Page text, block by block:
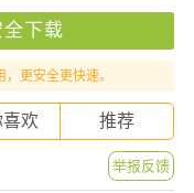
全下载
更安全更快速。
欢 推荐
举报反馈